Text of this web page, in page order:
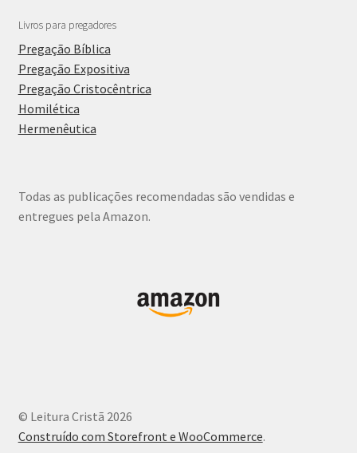
Livros para pregadores
Pregação Bíblica
Pregação Expositiva
Pregação Cristocêntrica
Homilética
Hermenêutica
Todas as publicações recomendadas são vendidas e
entregues pela Amazon.
© Leitura Cristã 2026
Construído com Storefront e WooCommerce.